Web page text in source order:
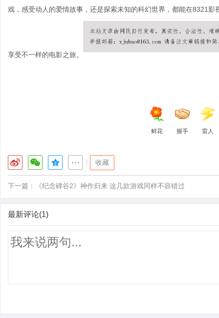
戏，感受动人的爱情故事，还是探索未知的科幻世界，都能在8321
享受不一样的电影之旅。
鲜花 握手 雷人
收藏
下一篇： 《纪念碑谷2》神作归来 这几款游戏同样不容错过
最新评论(1)